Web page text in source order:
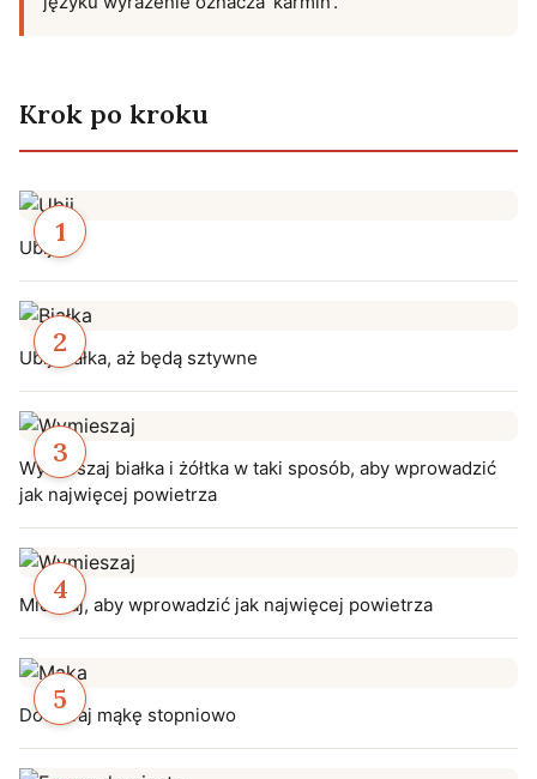
Krok po kroku
Ubij
Ubij białka, aż będą sztywne
Wymieszaj białka i żółtka w taki sposób, aby wprowadzić
jak najwięcej powietrza
Mieszaj, aby wprowadzić jak najwięcej powietrza
Dodawaj mąkę stopniowo